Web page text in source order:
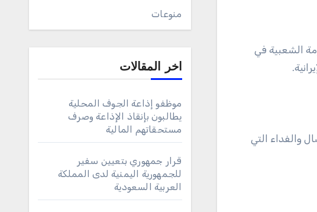
الشعبية في
والفداء التي
منوعات
اخر المقالات
موظفو إذاعة الجوف المحلية
يطالبون بإنقاذ الإذاعة وصرف
مستحقاتهم المالية
قرار جمهوري بتعيين سفير
للجمهورية اليمنية لدى المملكة
العربية السعودية